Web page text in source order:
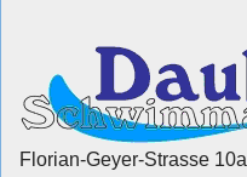
Florian-Geyer-Strasse 10a